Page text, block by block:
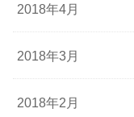
2018年4月
2018年3月
2018年2月